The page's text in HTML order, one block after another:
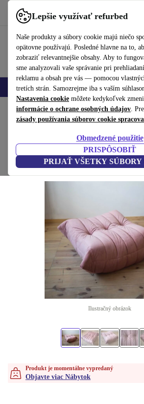
Lepšie využívať refurbed
Naše produkty a súbory cookie majú niečo
opätovne používajú. Posledné hlavne na to,
zobraziť relevantnejšie obsahy. Aby to
sme analyzovali vaše správanie pri
reklamu a obsah pre vás — pomocou
tretích strán. Samozrejme iba s vaším
Nastavenia cookie môžete kedykoľvek
informácie o ochrane osobných údajov.
zásady používania súborov cookie
Obmedzené použitie
PRISPÔSOBIŤ
PRIJAŤ VŠETKY SÚBORY
používať refurbed rýchlo a jednoducho
Mobilné telefóny Laptopy Tablety
Domov Produkty Domácnosť Nábytok
Togo Ottoman zamat Perlrosa
ružová
(Zbieranie recenzií)
Ilustračný obrázok
Produkt je momentálne vypredaný
Objavte viac Nábytok